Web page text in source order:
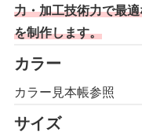
力・加工技術力で最
を制作します。
カラー
カラー見本帳参照
サイズ